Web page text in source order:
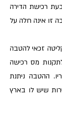
רכישת הדירה
זו אינה חלה על
זכאי להטבה
רכישה מכוח תקנה 12 לתקנות מס רכישה
ההטבה ניתנת
שיש לו בארץ